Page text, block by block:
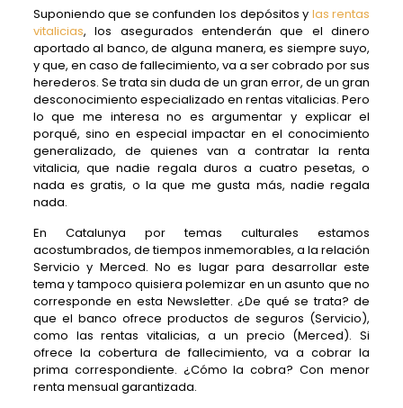
Suponiendo que se confunden los depósitos y las rentas
vitalicias, los asegurados entenderán que el dinero
aportado al banco, de alguna manera, es siempre suyo,
y que, en caso de fallecimiento, va a ser cobrado por sus
herederos. Se trata sin duda de un gran error, de un gran
desconocimiento especializado en rentas vitalicias. Pero
lo que me interesa no es argumentar y explicar el
porqué, sino en especial impactar en el conocimiento
generalizado, de quienes van a contratar la renta
vitalicia, que nadie regala duros a cuatro pesetas, o
nada es gratis, o la que me gusta más, nadie regala
nada.
En Catalunya por temas culturales estamos
acostumbrados, de tiempos inmemorables, a la relación
Servicio y Merced. No es lugar para desarrollar este
tema y tampoco quisiera polemizar en un asunto que no
corresponde en esta Newsletter. ¿De qué se trata? de
que el banco ofrece productos de seguros (Servicio),
como las rentas vitalicias, a un precio (Merced). Si
ofrece la cobertura de fallecimiento, va a cobrar la
prima correspondiente. ¿Cómo la cobra? Con menor
renta mensual garantizada.